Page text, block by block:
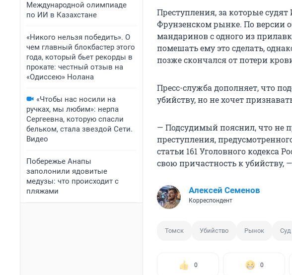
Международной олимпиаде
по ИИ в Казахстане
«Никого нельзя победить». О
чем главный блокбастер этого
года, который бьет рекорды в
прокате: честный отзыв на
«Одиссею» Нолана
«Чтобы нас носили на
ручках, мы любим»: нерпа
Сергеевна, которую спасли
бельком, стала звездой Сети.
Видео
Побережье Анапы
заполонили ядовитые
медузы: что происходит с
пляжами
Преступления, за которые
Фрунзенском рынке. По версии
мандаринов с одного из
помешать ему это сделать,
позже скончался от потери
Пресс-служба дополняет, что
убийству, но не хочет
— Подсудимый пояснил, что не
преступления,
статьи 161 Уголовного кодекса
свою причастность к убийству,
Алексей Семенов
Корреспондент
Томск Убийство Рынок Суд
0 0